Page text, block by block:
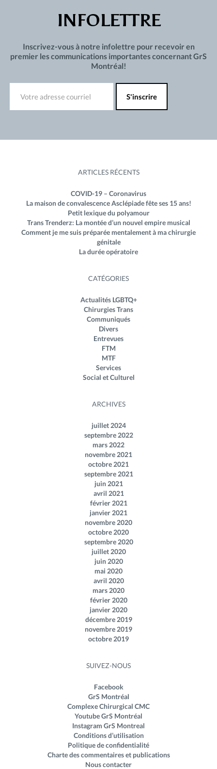
INFOLETTRE
Inscrivez-vous à notre infolettre pour recevoir en
premier les communications importantes concernant GrS
Montréal!
ARTICLES RÉCENTS
COVID-19 – Coronavirus
La maison de convalescence Asclépiade fête ses 15 ans!
Petit lexique du polyamour
Trans Trenderz: La montée d’un nouvel empire musical
Comment je me suis préparée mentalement à ma chirurgie
génitale
La durée opératoire
CATÉGORIES
Actualités LGBTQ+
Chirurgies Trans
Communiqués
Divers
Entrevues
FTM
MTF
Services
Social et Culturel
ARCHIVES
juillet 2024
septembre 2022
mars 2022
novembre 2021
octobre 2021
septembre 2021
juin 2021
avril 2021
février 2021
janvier 2021
novembre 2020
octobre 2020
septembre 2020
juillet 2020
juin 2020
mai 2020
avril 2020
mars 2020
février 2020
janvier 2020
décembre 2019
novembre 2019
octobre 2019
SUIVEZ-NOUS
Facebook
GrS Montréal
Complexe Chirurgical CMC
Youtube GrS Montréal
Instagram GrS Montreal
Conditions d’utilisation
Politique de confidentialité
Charte des commentaires et publications
Nous contacter